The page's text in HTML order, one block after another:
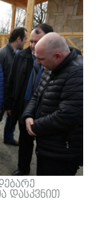
დასკვნით